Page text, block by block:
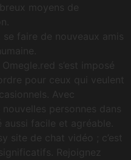
moyens de
se faire de nouveaux amis
s’est imposé
pour ceux qui veulent
Avec
personnes dans
aussi facile et agréable.
site de chat vidéo ; c’est
Rejoignez